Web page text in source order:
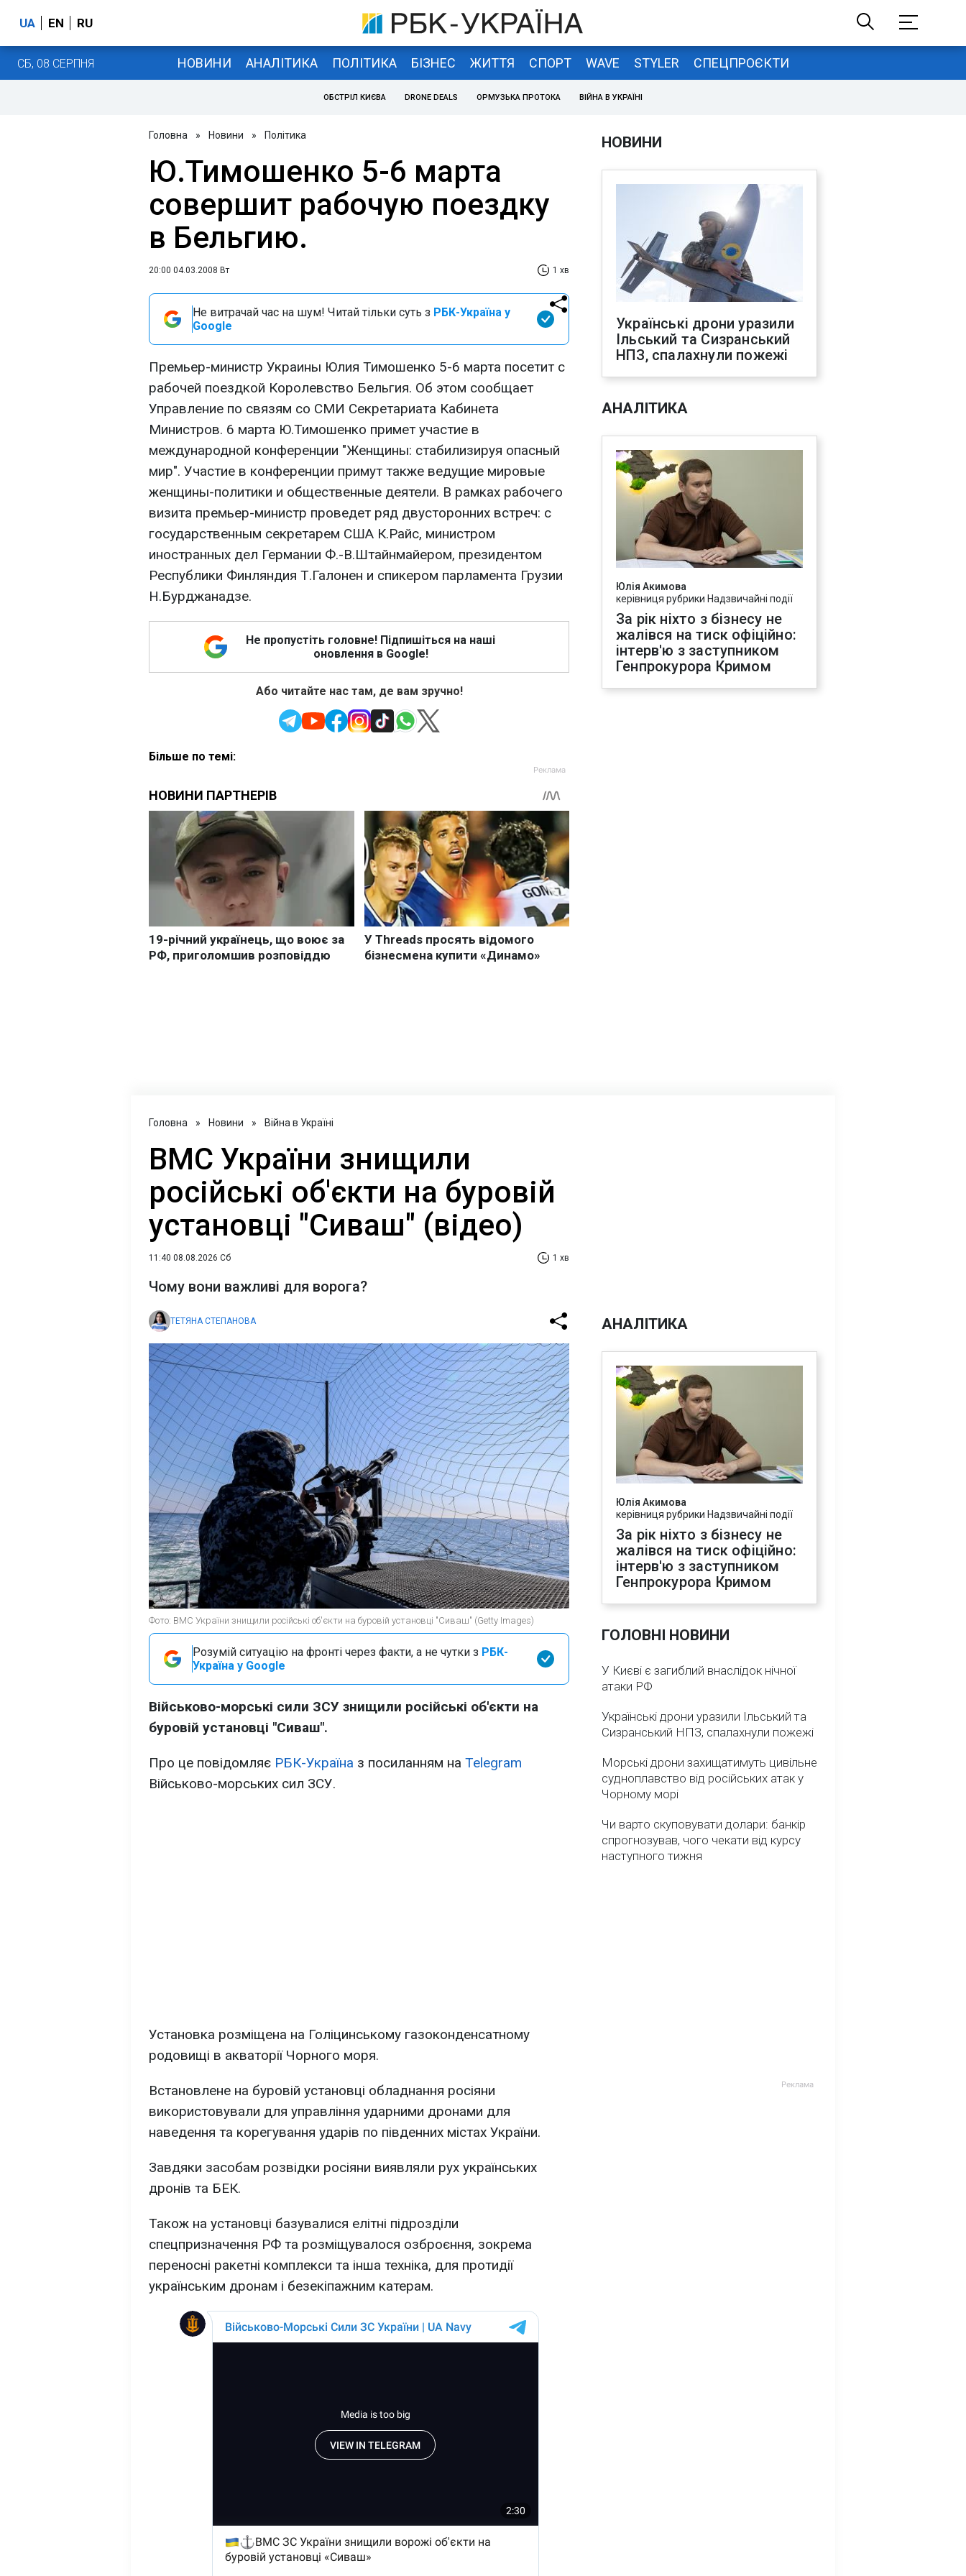
UA EN RU
СБ, 08 СЕРПНЯ НОВИНИ АНАЛІТИКА ПОЛІТИКА БІЗНЕС ЖИТТЯ СПОРТ WAVE STYLER СПЕЦПРОЄКТИ
ОБСТРІЛ КИЄВА DRONE DEALS ОРМУЗЬКА ПРОТОКА ВІЙНА В УКРАЇНІ
Головна » Новини » Політика
Ю.Тимошенко 5-6 марта
совершит рабочую поездку
в Бельгию.
20:00 04.03.2008 Вт 1 хв
Не витрачай час на шум! Читай тільки суть з РБК-Україна у
Google
Премьер-министр Украины Юлия Тимошенко 5-6 марта посетит с
рабочей поездкой Королевство Бельгия. Об этом сообщает
Управление по связям со СМИ Секретариата Кабинета
Министров. 6 марта Ю.Тимошенко примет участие в
международной конференции "Женщины: стабилизируя опасный
мир". Участие в конференции примут также ведущие мировые
женщины-политики и общественные деятели. В рамках рабочего
визита премьер-министр проведет ряд двусторонних встреч: с
государственным секретарем США К.Райс, министром
иностранных дел Германии Ф.-В.Штайнмайером, президентом
Республики Финляндия Т.Галонен и спикером парламента Грузии
Н.Бурджанадзе.
Не пропустіть головне! Підпишіться на наші
оновлення в Google!
Або читайте нас там, де вам зручно!
Більше по темі:
НОВИНИ
Українські дрони уразили
Ільський та Сизранський
НПЗ, спалахнули пожежі
АНАЛІТИКА
Юлія Акимова
керівниця рубрики Надзвичайні події
За рік ніхто з бізнесу не
жалівся на тиск офіційно:
інтерв'ю з заступником
Генпрокурора Кримом
Головна » Новини » Війна в Україні
ВМС України знищили
російські об'єкти на буровій
установці "Сиваш" (відео)
11:40 08.08.2026 Сб 1 хв
Чому вони важливі для ворога?
ТЕТЯНА СТЕПАНОВА
Фото: ВМС України знищили російські об'єкти на буровій установці "Сиваш" (Getty Images)
Розумій ситуацію на фронті через факти, а не чутки з РБК-
Україна у Google
Військово-морські сили ЗСУ знищили російські об'єкти на
буровій установці "Сиваш".
Про це повідомляє РБК-Україна з посиланням на Telegram
Військово-морських сил ЗСУ.
Установка розміщена на Голіцинському газоконденсатному
родовищі в акваторії Чорного моря.
Встановлене на буровій установці обладнання росіяни
використовували для управління ударними дронами для
наведення та корегування ударів по південних містах України.
Завдяки засобам розвідки росіяни виявляли рух українських
дронів та БЕК.
Також на установці базувалися елітні підрозділи
спецпризначення РФ та розміщувалося озброєння, зокрема
переносні ракетні комплекси та інша техніка, для протидії
українським дронам і безекіпажним катерам.
АНАЛІТИКА
Юлія Акимова
керівниця рубрики Надзвичайні події
За рік ніхто з бізнесу не
жалівся на тиск офіційно:
інтерв'ю з заступником
Генпрокурора Кримом
ГОЛОВНІ НОВИНИ
У Києві є загиблий внаслідок нічної
атаки РФ
Українські дрони уразили Ільський та
Сизранський НПЗ, спалахнули пожежі
Морські дрони захищатимуть цивільне
судноплавство від російських атак у
Чорному морі
Чи варто скуповувати долари: банкір
спрогнозував, чого чекати від курсу
наступного тижня